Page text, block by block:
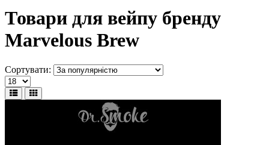
Товари для вейпу бренду
Marvelous Brew
Сортувати: